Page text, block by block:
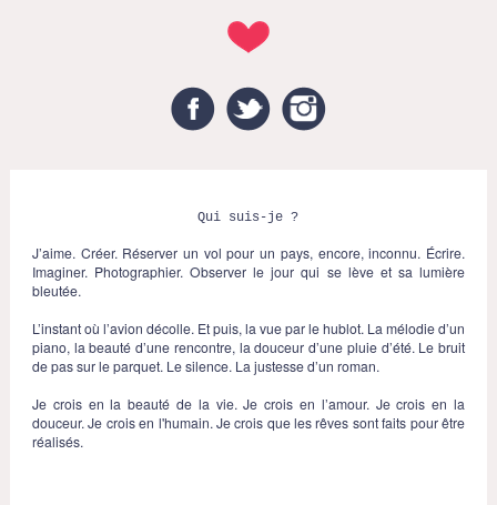
FacebookTwitter
Qui suis-je ?
J’aime. Créer. Réserver un vol pour un pays, encore, inconnu. Écrire.
Imaginer. Photographier. Observer le jour qui se lève et sa lumière
bleutée.
L’instant où l’avion décolle. Et puis, la vue par le hublot. La mélodie d’un
piano, la beauté d’une rencontre, la douceur d’une pluie d’été. Le bruit
de pas sur le parquet. Le silence. La justesse d’un roman.
Je crois en la beauté de la vie. Je crois en l’amour. Je crois en la
douceur. Je crois en l'humain. Je crois que les rêves sont faits pour être
réalisés.